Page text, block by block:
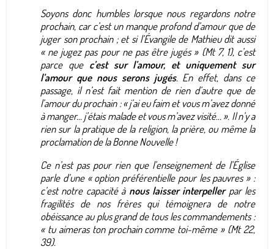
Soyons donc humbles lorsque nous regardons notre
prochain, car c’est un manque profond d’amour que de
juger son prochain ; et si l’Évangile de Mathieu dit aussi
« ne jugez pas pour ne pas être jugés» (Mt 7, 1), c’est
parce que c’est sur l’amour, et uniquement sur
l’amour que nous serons jugés. En effet, dans ce
passage, il n’est fait mention de rien d’autre que de
l’amour du prochain : «j’ai eu faim et vous m’avez donné
à manger... j’étais malade et vous m’avez visité... ». Il n’y a
rien sur la pratique de la religion, la prière, ou même la
proclamation de la Bonne Nouvelle !
Ce n’est pas pour rien que l’enseignement de l’Église
parle d’une «option préférentielle pour les pauvres» :
c’est notre capacité à nous laisser interpellerpar les
fragilités de nos frères qui témoignera de notre
obéissance au plus grand de tous les commandements :
« tu aimeras ton prochain comme toi-même» (Mt 22,
39).